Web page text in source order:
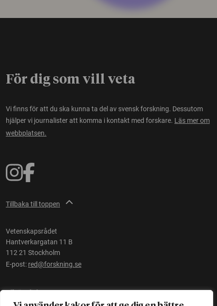
För dig som vill veta
Vi finns för att du ska kunna ta del av svensk forskning. Dessutom
hjälper vi journalister att komma i kontakt med forskare. Läs mer om
webbplatsen.
Tillbaka till toppen
Vetenskapsrådet
Hantverkargatan 11 B
112 21 Stockholm
E-post: red@forskning.se
Tillgänglighet